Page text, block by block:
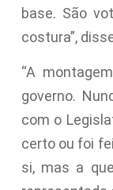
base. São
costura”,
“A
governo.
com o
certo ou foi
si, mas a